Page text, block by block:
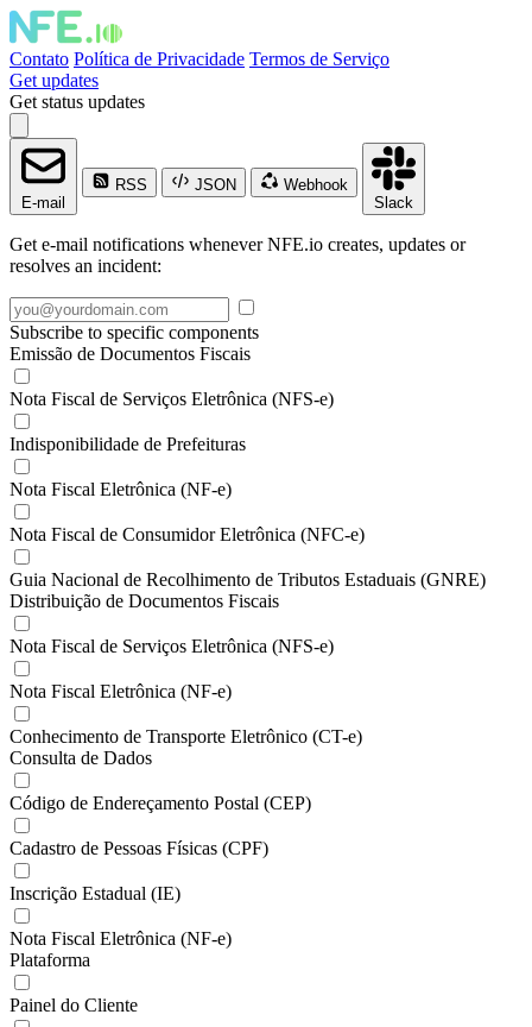
Contato Política de Privacidade Termos de Serviço
Get updates
Get status updates
E-mail
RSS JSON
Webhook
Slack
Get e-mail notifications whenever NFE.io creates, updates or
resolves an incident:
Subscribe to specific components
Emissão de Documentos Fiscais
Nota Fiscal de Serviços Eletrônica (NFS-e)
Indisponibilidade de Prefeituras
Nota Fiscal Eletrônica (NF-e)
Nota Fiscal de Consumidor Eletrônica (NFC-e)
Guia Nacional de Recolhimento de Tributos Estaduais (GNRE)
Distribuição de Documentos Fiscais
Nota Fiscal de Serviços Eletrônica (NFS-e)
Nota Fiscal Eletrônica (NF-e)
Conhecimento de Transporte Eletrônico (CT-e)
Consulta de Dados
Código de Endereçamento Postal (CEP)
Cadastro de Pessoas Físicas (CPF)
Inscrição Estadual (IE)
Nota Fiscal Eletrônica (NF-e)
Plataforma
Painel do Cliente